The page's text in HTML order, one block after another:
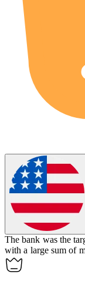
The bank was the
with a large sum of